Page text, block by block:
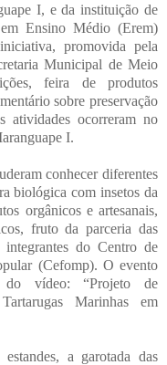
I, e da instituição de
Ensino Médio (Erem)
promovida pela
Municipal de Meio
feira de produtos
sobre preservação
atividades ocorreram no
I.
conhecer diferentes
biológica com insetos da
orgânicos e artesanais,
fruto da parceria das
do Centro de
(Cefomp). O evento
vídeo: “Projeto de
Marinhas em
a garotada das